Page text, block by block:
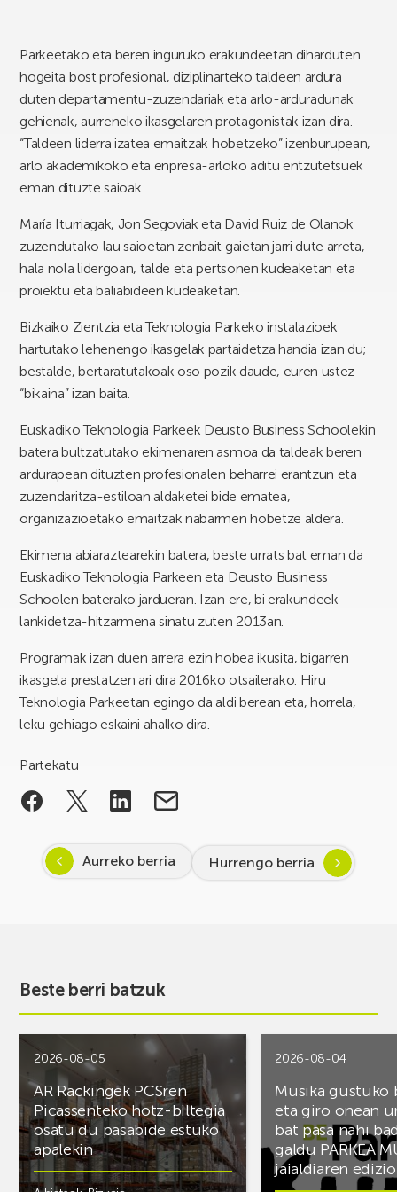
Parkeetako eta beren inguruko erakundeetan diharduten
hogeita bost profesional, diziplinarteko taldeen ardura
duten departamentu-zuzendariak eta arlo-arduradunak
gehienak, aurreneko ikasgelaren protagonistak izan dira.
“Taldeen liderra izatea emaitzak hobetzeko” izenburupean,
arlo akademikoko eta enpresa-arloko aditu entzutetsuek
eman dituzte saioak.
María Iturriagak, Jon Segoviak eta David Ruiz de Olanok
zuzendutako lau saioetan zenbait gaietan jarri dute arreta,
hala nola lidergoan, talde eta pertsonen kudeaketan eta
proiektu eta baliabideen kudeaketan.
Bizkaiko Zientzia eta Teknologia Parkeko instalazioek
hartutako lehenengo ikasgelak partaidetza handia izan du;
bestalde, bertaratutakoak oso pozik daude, euren ustez
“bikaina” izan baita.
Euskadiko Teknologia Parkeek Deusto Business Schoolekin
batera bultzatutako ekimenaren asmoa da taldeak beren
ardurapean dituzten profesionalen beharrei erantzun eta
zuzendaritza-estiloan aldaketei bide ematea,
organizazioetako emaitzak nabarmen hobetze aldera.
Ekimena abiaraztearekin batera, beste urrats bat eman da
Euskadiko Teknologia Parkeen eta Deusto Business
Schoolen baterako jardueran. Izan ere, bi erakundeek
lankidetza-hitzarmena sinatu zuten 2013an.
Programak izan duen arrera ezin hobea ikusita, bigarren
ikasgela prestatzen ari dira 2016ko otsailerako. Hiru
Teknologia Parkeetan egingo da aldi berean eta, horrela,
leku gehiago eskaini ahalko dira.
Partekatu
Aurreko berria Hurrengo berria
Beste berri batzuk
2026-08-05
AR Rackingek PCSren
Picassenteko hotz-biltegia
osatu du pasabide estuko
apalekin
2026-08-04
Musika gustuko
eta giro onean
bat pasa nahi
galdu PARKEA
jaialdiaren